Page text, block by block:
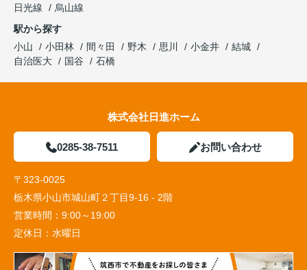
日光線
烏山線
駅から探す
小山
小田林 間々田 野木 思川 小金井
結城
自治医大
国谷 石橋
株式会社日進ホーム
0285-38-7511 お問い合わせ
〒323-0025
栃木県小山市城山町２丁目9-16 - 2階
営業時間： 9:00～19:00
定休日： 水曜日